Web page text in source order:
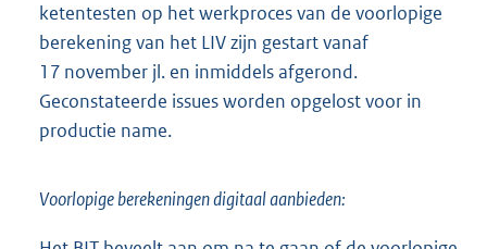
ketentesten op het werkproces van de voorlopige
berekening van het LIV zijn gestart vanaf
17 november jl. en inmiddels afgerond.
Geconstateerde issues worden opgelost voor in
productie name.
Voorlopige berekeningen digitaal aanbieden: